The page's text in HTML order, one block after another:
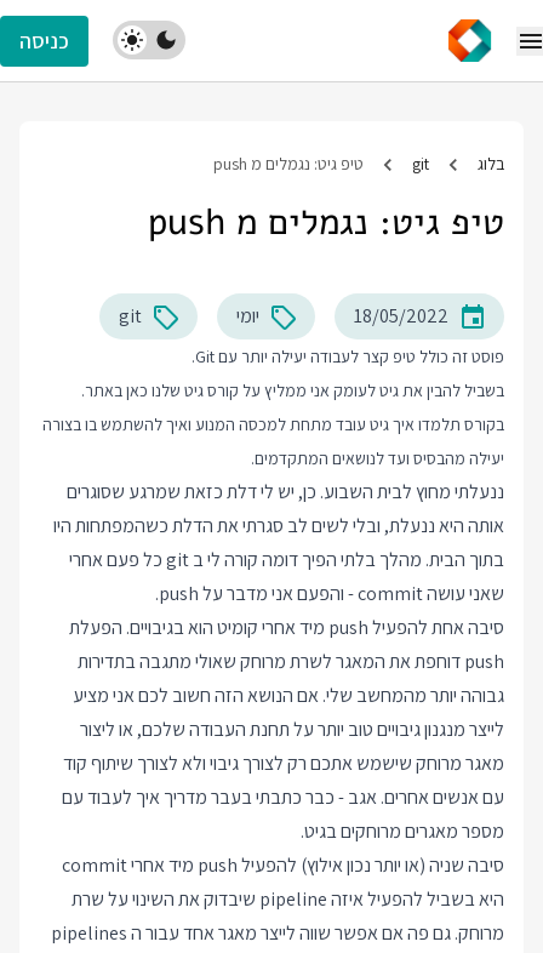
כניסה
בלוג git טיפ גיט: נגמלים מ push
טיפ גיט: נגמלים מ push
18/05/2022 יומי git
פוסט זה כולל טיפ קצר לעבודה יעילה יותר עם Git.
בשביל להבין את גיט לעומק אני ממליץ על קורס גיט שלנו כאן באתר.
בקורס תלמדו איך גיט עובד מתחת למכסה המנוע ואיך להשתמש בו בצורה
יעילה מהבסיס ועד לנושאים המתקדמים.
ננעלתי מחוץ לבית השבוע. כן, יש לי דלת כזאת שמרגע שסוגרים
אותה היא ננעלת, ובלי לשים לב סגרתי את הדלת כשהמפתחות היו
בתוך הבית. מהלך בלתי הפיך דומה קורה לי ב git כל פעם אחרי
שאני עושה commit - והפעם אני מדבר על push.
סיבה אחת להפעיל push מיד אחרי קומיט הוא בגיבויים. הפעלת
push דוחפת את המאגר לשרת מרוחק שאולי מתגבה בתדירות
גבוהה יותר מהמחשב שלי. אם הנושא הזה חשוב לכם אני מציע
לייצר מנגנון גיבויים טוב יותר על תחנת העבודה שלכם, או ליצור
מאגר מרוחק שישמש אתכם רק לצורך גיבוי ולא לצורך שיתוף קוד
עם אנשים אחרים. אגב - כבר כתבתי בעבר מדריךאיך לעבוד עם
מספר מאגרים מרוחקים בגיט.
סיבה שניה (או יותר נכון אילוץ) להפעיל push מיד אחרי commit
היא בשביל להפעיל איזה pipeline שיבדוק את השינוי על שרת
מרוחק. גם פה אם אפשר שווה לייצר מאגר אחד עבור ה pipelines